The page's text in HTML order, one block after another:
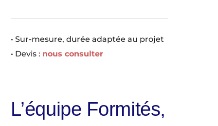
• Sur-mesure, durée adaptée au projet
• Devis : nous consulter
L’équipe Formités,